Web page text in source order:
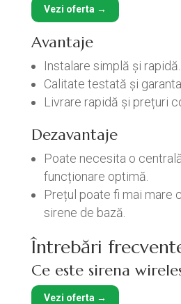
Vezi oferta →
Avantaje
Instalare simplă și rapidă.
Calitate testată și
Livrare rapidă și prețuri
Dezavantaje
Poate necesita o
funcționare optimă.
Prețul poate fi mai mare
sirene de bază.
Întrebări
Ce este sirena
Vezi oferta →